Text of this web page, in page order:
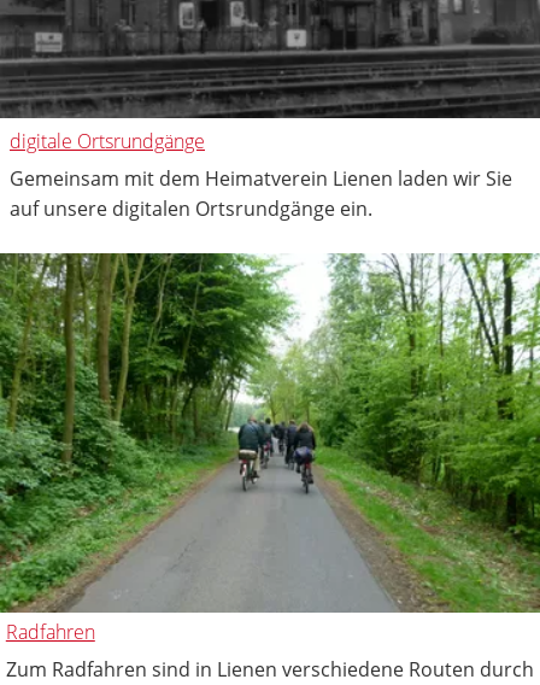
digitale Ortsrundgänge
Gemeinsam mit dem Heimatverein Lienen laden wir Sie
auf unsere digitalen Ortsrundgänge ein.
Radfahren
Zum Radfahren sind in Lienen verschiedene Routen durch